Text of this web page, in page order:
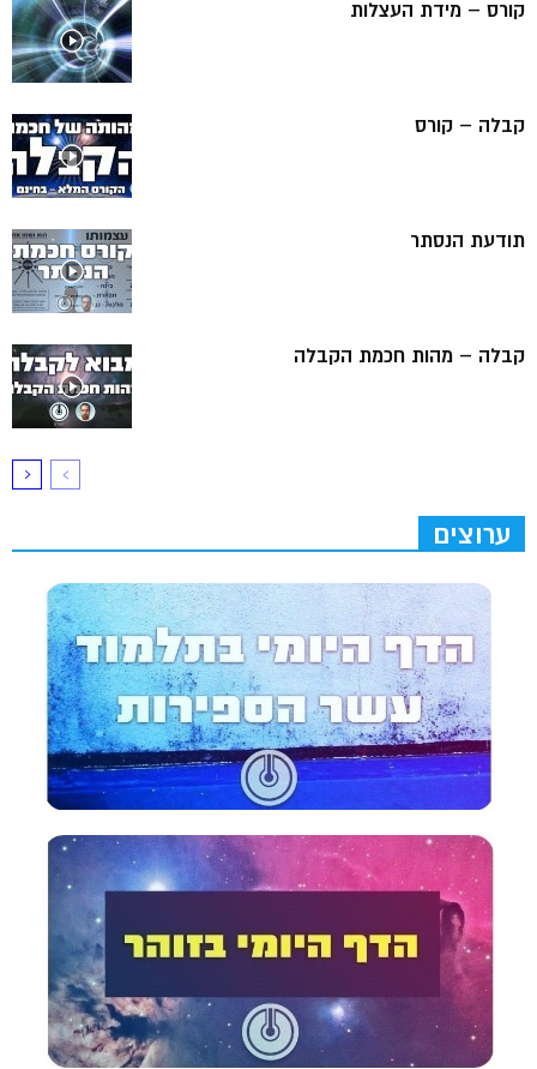
קורס – מידת העצלות
קבלה – קורס
תודעת הנסתר
קבלה – מהות חכמת הקבלה
ערוצים